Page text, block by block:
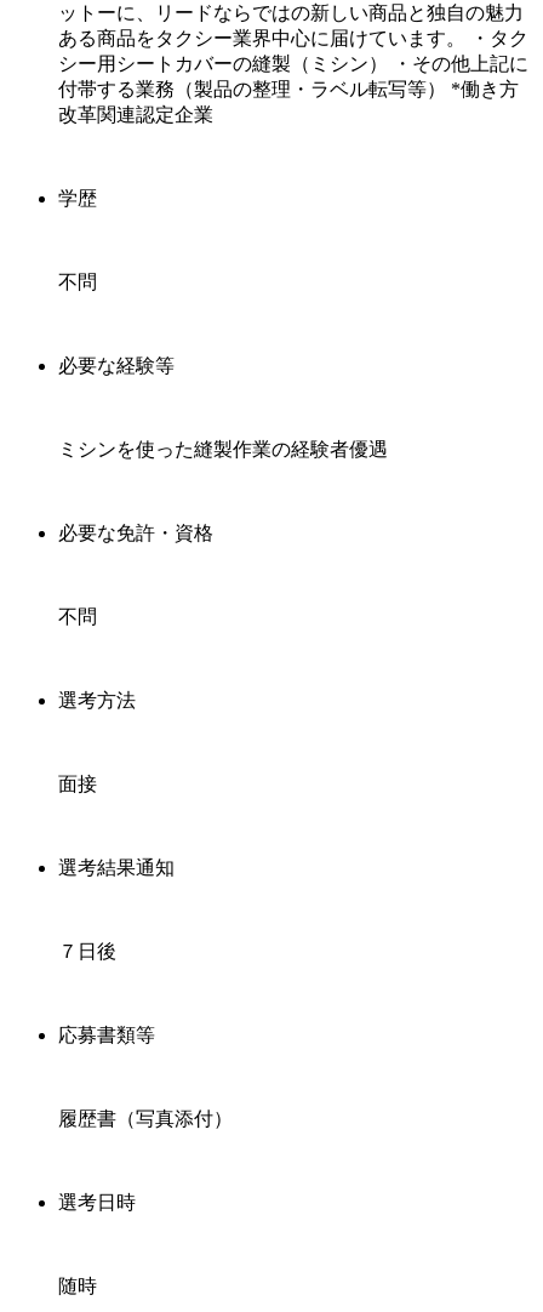
ットーに、リードならではの新しい商品と独自の魅力
ある商品をタクシー業界中心に届けています。 ・タク
シー用シートカバーの縫製（ミシン） ・その他上記に
付帯する業務（製品の整理・ラベル転写等） *働き方
改革関連認定企業
学歴
不問
必要な経験等
ミシンを使った縫製作業の経験者優遇
必要な免許・資格
不問
選考方法
面接
選考結果通知
７日後
応募書類等
履歴書（写真添付）
選考日時
随時